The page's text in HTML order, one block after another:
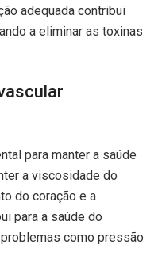
adequada contribui
a eliminar as toxinas
para manter a saúde
a viscosidade do
do coração e a
para a saúde do
como pressão